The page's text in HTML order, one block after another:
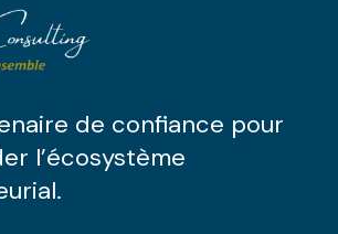
de confiance pour
l’écosystème